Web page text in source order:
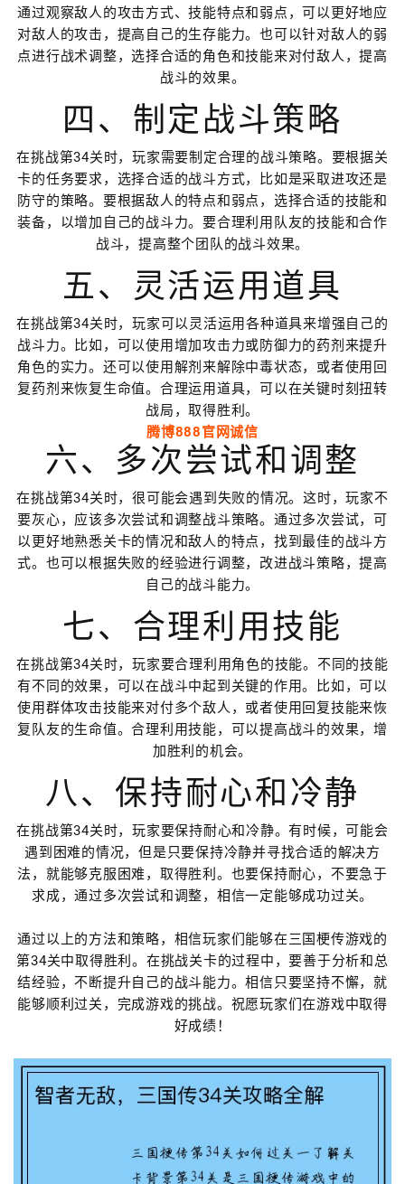
通过观察敌人的攻击方式、技能特点和弱点，可以更好地应
对敌人的攻击，提高自己的生存能力。也可以针对敌人的弱
点进行战术调整，选择合适的角色和技能来对付敌人，提高
战斗的效果。
四、制定战斗策略
在挑战第34关时，玩家需要制定合理的战斗策略。要根据关
卡的任务要求，选择合适的战斗方式，比如是采取进攻还是
防守的策略。要根据敌人的特点和弱点，选择合适的技能和
装备，以增加自己的战斗力。要合理利用队友的技能和合作
战斗，提高整个团队的战斗效果。
五、灵活运用道具
在挑战第34关时，玩家可以灵活运用各种道具来增强自己的
战斗力。比如，可以使用增加攻击力或防御力的药剂来提升
角色的实力。还可以使用解剂来解除中毒状态，或者使用回
复药剂来恢复生命值。合理运用道具，可以在关键时刻扭转
战局，取得胜利。
腾博888官网诚信
六、多次尝试和调整
在挑战第34关时，很可能会遇到失败的情况。这时，玩家不
要灰心，应该多次尝试和调整战斗策略。通过多次尝试，可
以更好地熟悉关卡的情况和敌人的特点，找到最佳的战斗方
式。也可以根据失败的经验进行调整，改进战斗策略，提高
自己的战斗能力。
七、合理利用技能
在挑战第34关时，玩家要合理利用角色的技能。不同的技能
有不同的效果，可以在战斗中起到关键的作用。比如，可以
使用群体攻击技能来对付多个敌人，或者使用回复技能来恢
复队友的生命值。合理利用技能，可以提高战斗的效果，增
加胜利的机会。
八、保持耐心和冷静
在挑战第34关时，玩家要保持耐心和冷静。有时候，可能会
遇到困难的情况，但是只要保持冷静并寻找合适的解决方
法，就能够克服困难，取得胜利。也要保持耐心，不要急于
求成，通过多次尝试和调整，相信一定能够成功过关。
通过以上的方法和策略，相信玩家们能够在三国梗传游戏的
第34关中取得胜利。在挑战关卡的过程中，要善于分析和总
结经验，不断提升自己的战斗能力。相信只要坚持不懈，就
能够顺利过关，完成游戏的挑战。祝愿玩家们在游戏中取得
好成绩！